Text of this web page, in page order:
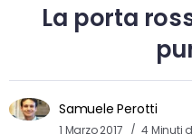
La porta
Samuele Perotti
1 Marzo 2017 4 Minuti